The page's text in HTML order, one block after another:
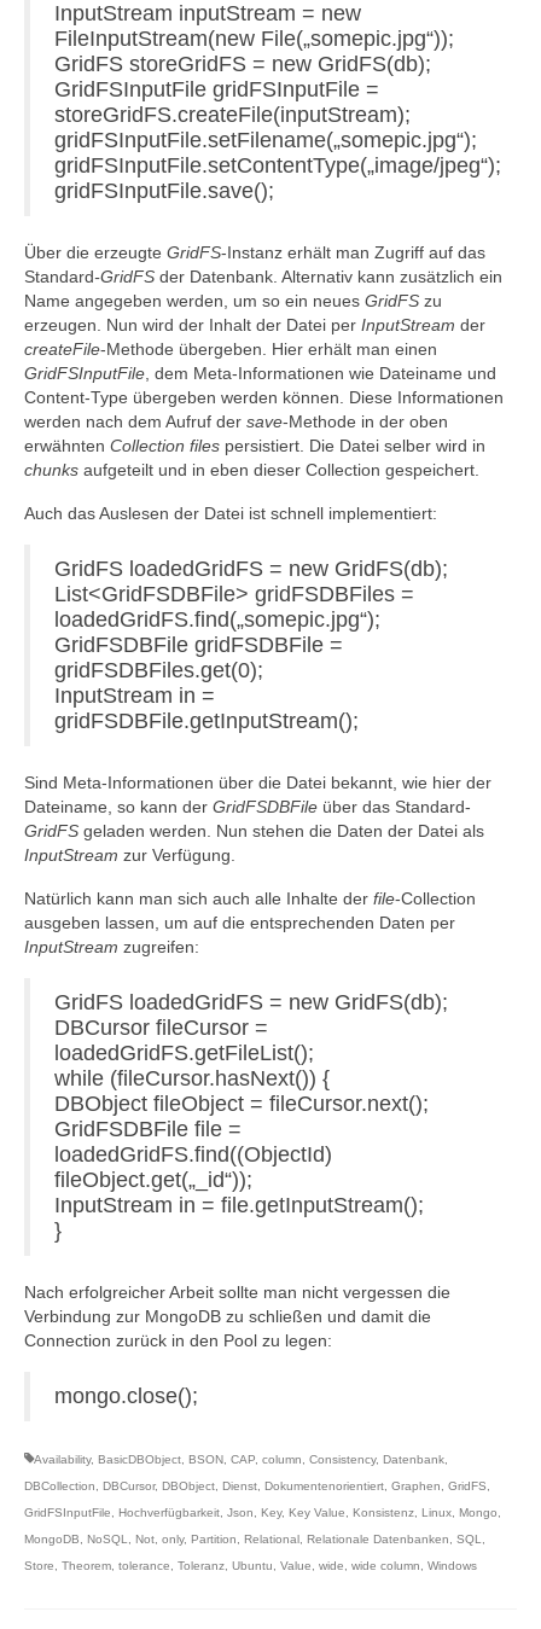
InputStream inputStream = new
FileInputStream(new File(„somepic.jpg“));
GridFS storeGridFS = new GridFS(db);
GridFSInputFile gridFSInputFile =
storeGridFS.createFile(inputStream);
gridFSInputFile.setFilename(„somepic.jpg“);
gridFSInputFile.setContentType(„image/jpeg“);
gridFSInputFile.save();
Über die erzeugte GridFS-Instanz erhält man Zugriff auf das
Standard-GridFS der Datenbank. Alternativ kann zusätzlich ein
Name angegeben werden, um so ein neues GridFS zu
erzeugen. Nun wird der Inhalt der Datei per InputStream der
createFile-Methode übergeben. Hier erhält man einen
GridFSInputFile , dem Meta-Informationen wie Dateiname und
Content-Type übergeben werden können. Diese Informationen
werden nach dem Aufruf der save-Methode in der oben
erwähnten Collection files persistiert. Die Datei selber wird in
chunks aufgeteilt und in eben dieser Collection gespeichert.
Auch das Auslesen der Datei ist schnell implementiert:
GridFS loadedGridFS = new GridFS(db);
List<GridFSDBFile> gridFSDBFiles =
loadedGridFS.find(„somepic.jpg“);
GridFSDBFile gridFSDBFile =
gridFSDBFiles.get(0);
InputStream in =
gridFSDBFile.getInputStream();
Sind Meta-Informationen über die Datei bekannt, wie hier der
Dateiname, so kann der GridFSDBFile über das Standard-
GridFS geladen werden. Nun stehen die Daten der Datei als
InputStream zur Verfügung.
Natürlich kann man sich auch alle Inhalte der file-Collection
ausgeben lassen, um auf die entsprechenden Daten per
InputStream zugreifen:
GridFS loadedGridFS = new GridFS(db);
DBCursor fileCursor =
loadedGridFS.getFileList();
while (fileCursor.hasNext()) {
DBObject fileObject = fileCursor.next();
GridFSDBFile file =
loadedGridFS.find((ObjectId)
fileObject.get(„_id“));
InputStream in = file.getInputStream();
}
Nach erfolgreicher Arbeit sollte man nicht vergessen die
Verbindung zur MongoDB zu schließen und damit die
Connection zurück in den Pool zu legen:
mongo.close();
Availability, BasicDBObject BSON CAP column Consistency, Datenbank
DBCollection
DBCursor, DBObject Dienst Dokumentenorientiert Graphen GridFS
GridFSInputFile
Hochverfügbarkeit Json Key, Key Value Konsistenz Linux Mongo
MongoDB
NoSQL Not only, Partition Relational Relationale Datenbanken SQL
Store
Theorem tolerance Toleranz Ubuntu Value wide wide column Windows